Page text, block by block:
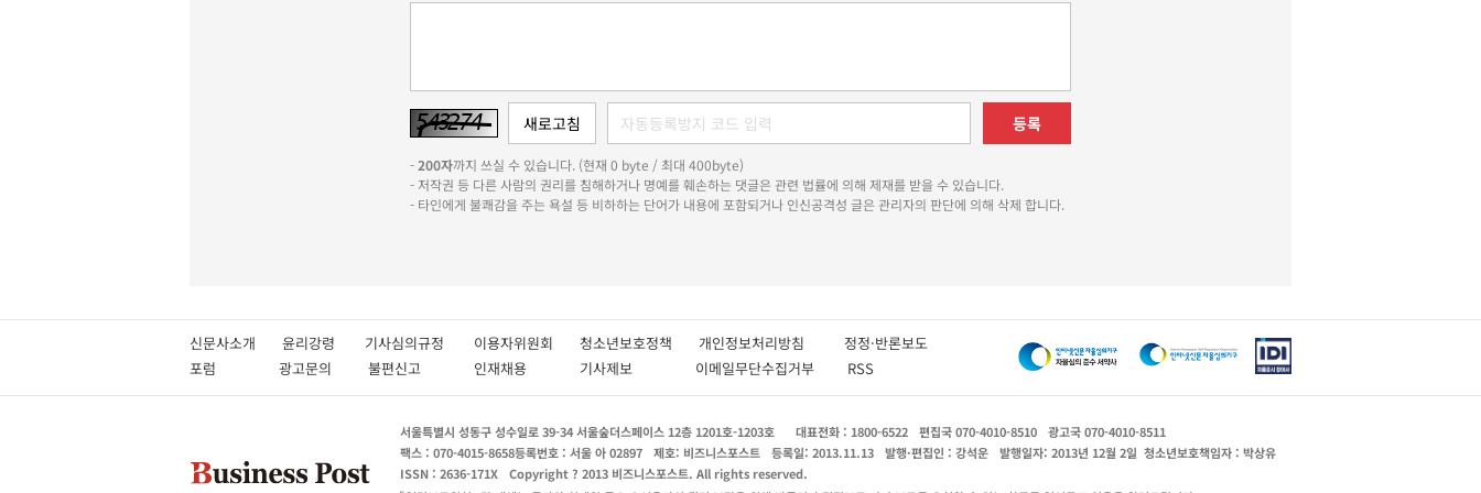
등록
-200자까지 쓰실 수 있습니다. (현재 0 byte / 최대 400byte)
- 저작권 등 다른 사람의 권리를 침해하거나 명예를 훼손하는 댓글은 관련 법률에 의해 제재를 받을 수 있습니다.
- 타인에게 불쾌감을 주는 욕설 등 비하하는 단어가 내용에 포함되거나 인신공격성 글은 관리자의 판단에 의해 삭제 합니다.
신문사소개 윤리강령 기사심의규정 이용자위원회 청소년보호정책 개인정보처리방침 정정·반론보도
포럼
광고문의 불편신고 인재채용 기사제보 이메일무단수집거부 RSS
서울특별시 성동구 성수일로 39-34 서울숲더스페이스 12층 1201호-1203호 대표전화 : 1800-6522 편집국 070-4010-8510
광고국 070-4010-8511
팩스 : 070-4015-8658등록번호 : 서울 아 02897 제호: 비즈니스포스트 등록일: 2013.11.13 발행·편집인 : 강석운 발행일자: 2013년 12월 2일 청소년보호책임자 : 박상유
ISSN : 2636-171X
Copyright ? 2013 비즈니스포스트. All rights reserved.